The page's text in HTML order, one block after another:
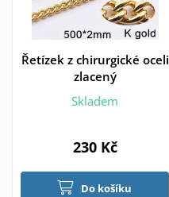
Řetízek z chirurgické oceli
zlacený
Skladem
230 Kč
Do košíku